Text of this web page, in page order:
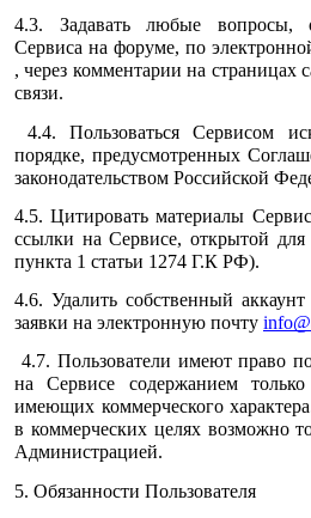
4.3. Задавать любые вопросы,
Сервиса на форуме, по
, через комментарии на страницах
связи.
4.4. Пользоваться Сервисом
порядке, предусмотренных
законодательством Российской
4.5. Цитировать материалы
ссылки на Сервисе, открытой
пункта 1 статьи 1274 Г.К РФ).
4.6. Удалить собственный
заявки на электронную почту
4.7. Пользователи имеют право
на Сервисе содержанием
имеющих коммерческого
в коммерческих целях возможно
Администрацией.
5. Обязанности Пользователя